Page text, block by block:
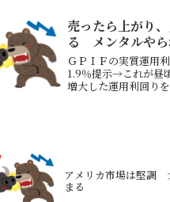
売ったら上がり
る メンタルやら
ＧＰＩＦの実質運用
1.9％提示→これが昼
増大した運用利回り
アメリカ市場は堅調
まる